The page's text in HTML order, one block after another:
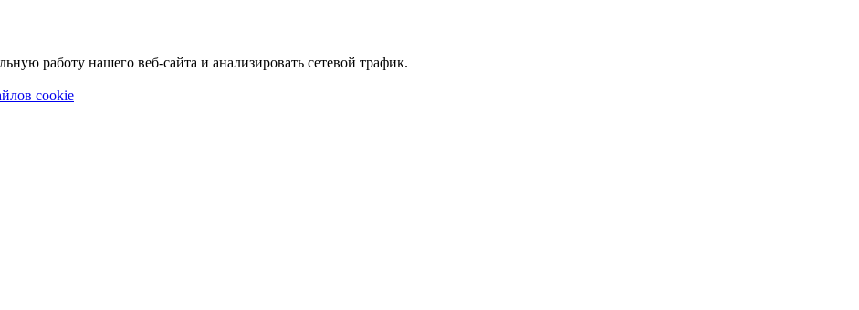
работу нашего веб-сайта и анализировать сетевой трафик.
cookie